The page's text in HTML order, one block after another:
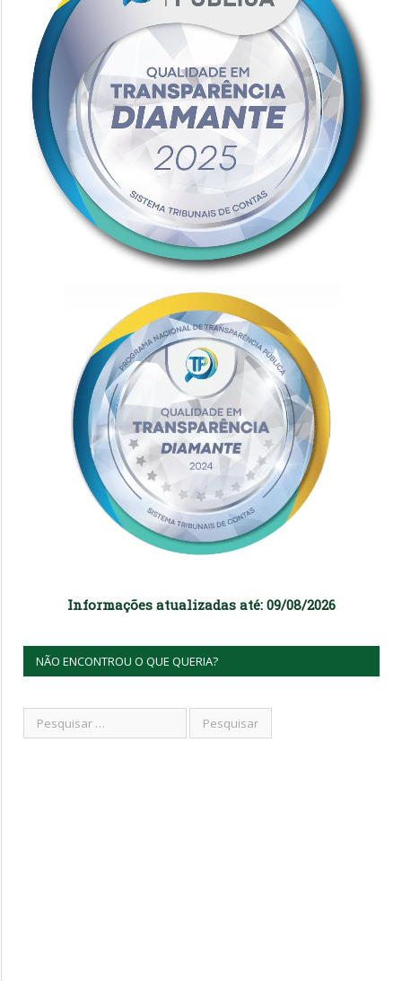
Informações atualizadas até: 09/08/2026
NÃO ENCONTROU O QUE QUERIA?